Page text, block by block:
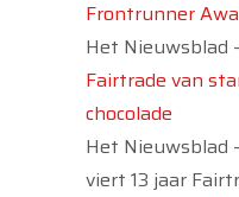
Frontrunner
Het Nieuwsblad
Fairtrade van
chocolade
Het Nieuwsblad
viert 13 jaar